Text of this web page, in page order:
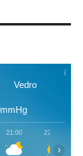
Vedro
mmHg
21:00 22:00
›